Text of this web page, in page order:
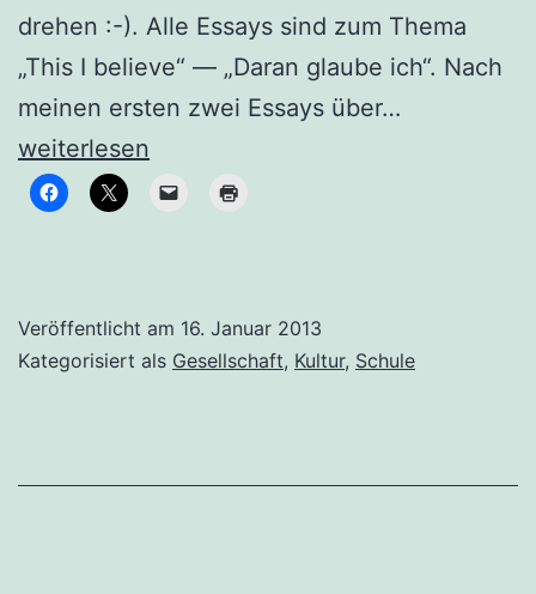
drehen :-). Alle Essays sind zum Thema
„This I believe“ — „Daran glaube ich“. Nach
meinen ersten zwei Essays über…
weiterlesen
Veröffentlicht am 16. Januar 2013
Kategorisiert als Gesellschaft, Kultur, Schule